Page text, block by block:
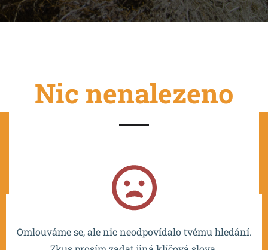
Nic nenalezeno
Omlouváme se, ale nic neodpovídalo tvému hledání.